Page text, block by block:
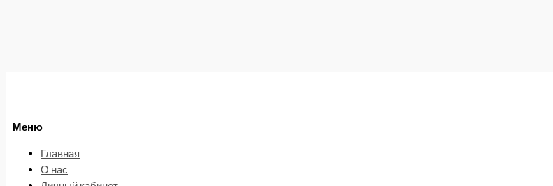
Меню
Главная
О нас